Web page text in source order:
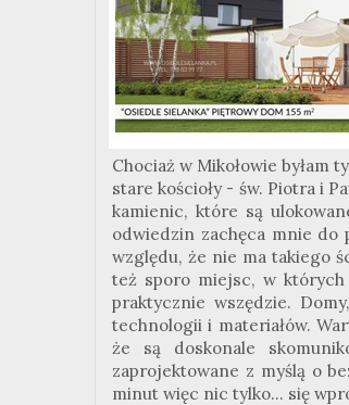
Chociaż w Mikołowie byłam
stare kościoły - św. Piotra i
kamienic, które są
odwiedzin zachęca mnie do
względu, że nie ma takiego
też sporo miejsc, w których
praktycznie wszędzie.
technologii i materiałów.
że są doskonale
zaprojektowane z myślą o
minut więc nic tylko... się